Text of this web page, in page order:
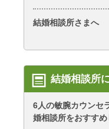
結婚相談所さまへ
結婚相談所
6人の敏腕カウンセ
婚相談所をおすすめ